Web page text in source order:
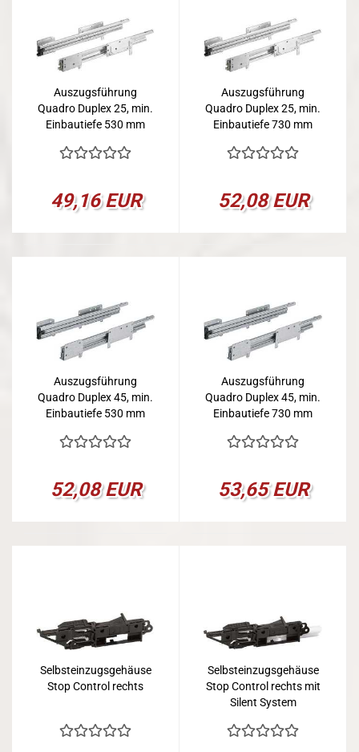
Auszugsführung
Quadro Duplex 25, min.
Einbautiefe 530 mm
49,16 EUR
Auszugsführung
Quadro Duplex 25, min.
Einbautiefe 730 mm
52,08 EUR
Auszugsführung
Quadro Duplex 45, min.
Einbautiefe 530 mm
52,08 EUR
Auszugsführung
Quadro Duplex 45, min.
Einbautiefe 730 mm
53,65 EUR
Selbsteinzugsgehäuse
Stop Control rechts
Selbsteinzugsgehäuse
Stop Control rechts mit
Silent System